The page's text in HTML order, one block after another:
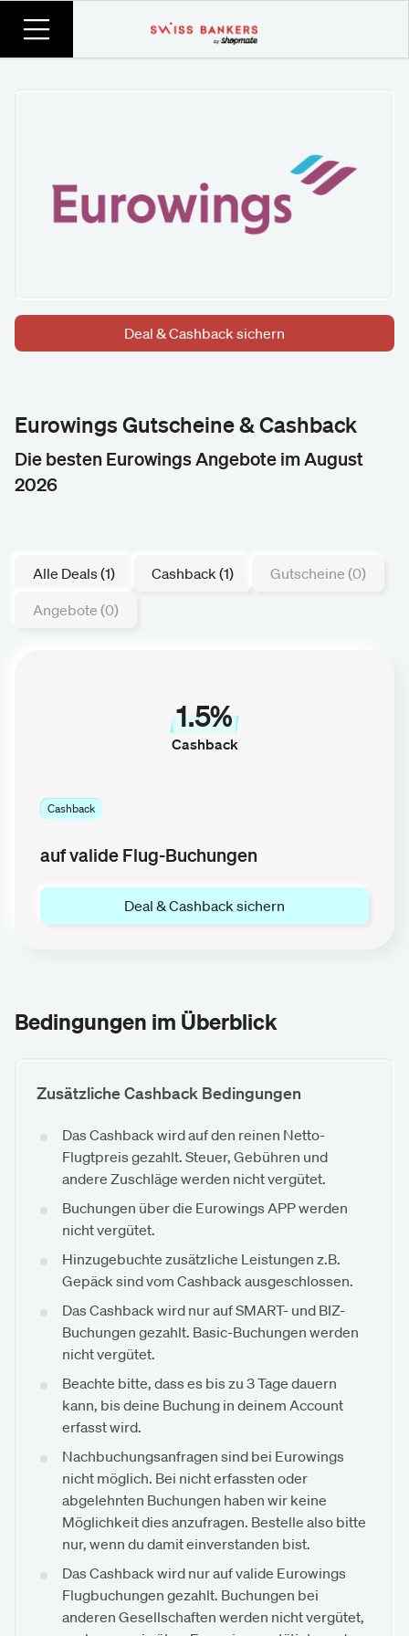
Deal & Cashback sichern
Bedingungen im Überblick
Zusätzliche Cashback Bedingungen
Das Cashback wird auf den reinen Netto-
Flugtpreis gezahlt. Steuer, Gebühren und
andere Zuschläge werden nicht vergütet.
Buchungen über die Eurowings APP werden
nicht vergütet.
Hinzugebuchte zusätzliche Leistungen z.B.
Gepäck sind vom Cashback ausgeschlossen.
Das Cashback wird nur auf SMART- und BIZ-
Buchungen gezahlt. Basic-Buchungen werden
nicht vergütet.
Beachte bitte, dass es bis zu 3 Tage dauern
kann, bis deine Buchung in deinem Account
erfasst wird.
Nachbuchungsanfragen sind bei Eurowings
nicht möglich. Bei nicht erfassten oder
abgelehnten Buchungen haben wir keine
Möglichkeit dies anzufragen. Bestelle also bitte
nur, wenn du damit einverstanden bist.
Das Cashback wird nur auf valide Eurowings
Flugbuchungen gezahlt. Buchungen bei
anderen Gesellschaften werden nicht vergütet,
Eurowings Gutscheine & Cashback
Die besten Eurowings Angebote im August
2026
Alle Deals (1) Cashback (1)
Gutscheine (0)
Angebote (0)
1.5%
Cashback
Cashback
auf valide Flug-Buchungen
Deal & Cashback sichern